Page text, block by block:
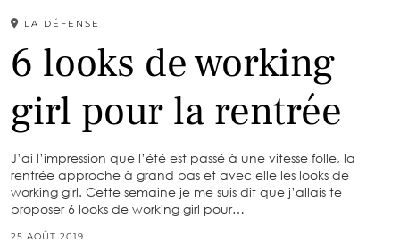
LA DÉFENSE
6 looks de working
girl pour la rentrée
J’ai l’impression que l’été est passé à une vitesse folle, la
rentrée approche à grand pas et avec elle les looks de
working girl. Cette semaine je me suis dit que j’allais te
proposer 6 looks de working girl pour…
25 AOÛT 2019